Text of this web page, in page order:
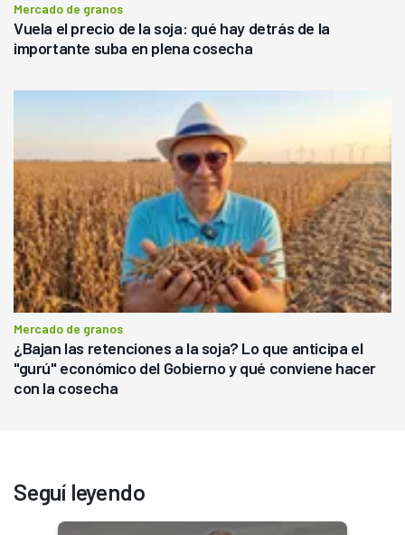
Mercado de granos
Vuela el precio de la soja: qué hay detrás de la
importante suba en plena cosecha
Mercado de granos
¿Bajan las retenciones a la soja? Lo que anticipa el
"gurú" económico del Gobierno y qué conviene hacer
con la cosecha
Seguí leyendo